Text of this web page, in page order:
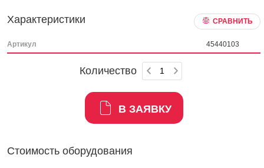
Характеристики СРАВНИТЬ
Артикул 45440103
Количество
В ЗАЯВКУ
Стоимость оборудования